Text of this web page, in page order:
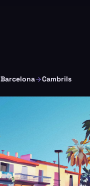
Barcelona Cambrils